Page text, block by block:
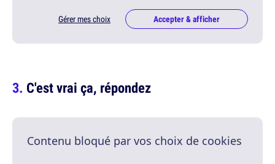
Gérer mes choix Accepter & afficher
C'est vrai ça, répondez
Contenu bloqué par vos choix de cookies